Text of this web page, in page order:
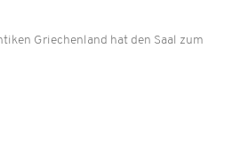
Griechenland hat den Saal zum